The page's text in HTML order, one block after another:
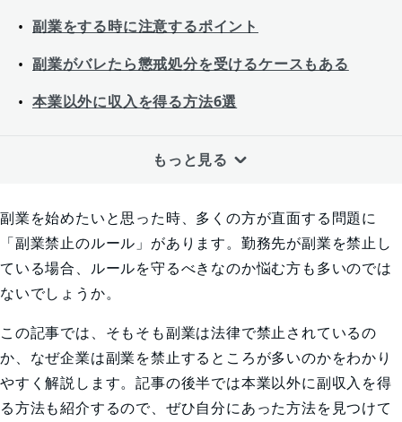
副業をする時に注意するポイント
副業がバレたら懲戒処分を受けるケースもある
本業以外に収入を得る方法6選
もっと見る
副業を始めたいと思った時、多くの方が直面する問題に
「副業禁止のルール」があります。勤務先が副業を禁止し
ている場合、ルールを守るべきなのか悩む方も多いのでは
ないでしょうか。
この記事では、そもそも副業は法律で禁止されているの
か、なぜ企業は副業を禁止するところが多いのかをわかり
やすく解説します。記事の後半では本業以外に副収入を得
る方法も紹介するので、ぜひ自分にあった方法を見つけて